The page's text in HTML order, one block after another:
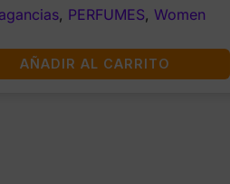
, PERFUMES, Women
AÑADIR AL CARRITO